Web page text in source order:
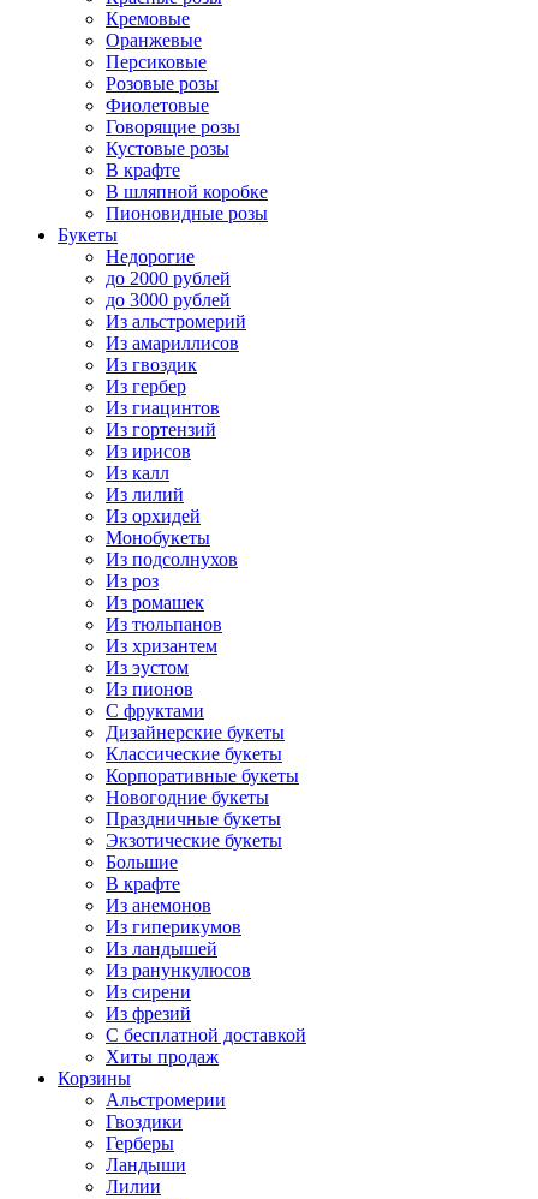
Кремовые
Оранжевые
Персиковые
Розовые розы
Фиолетовые
Говорящие розы
Кустовые розы
В крафте
В шляпной коробке
Пионовидные розы
Букеты
Недорогие
до 2000 рублей
до 3000 рублей
Из альстромерий
Из амариллисов
Из гвоздик
Из гербер
Из гиацинтов
Из гортензий
Из ирисов
Из калл
Из лилий
Из орхидей
Монобукеты
Из подсолнухов
Из роз
Из ромашек
Из тюльпанов
Из хризантем
Из эустом
Из пионов
С фруктами
Дизайнерские букеты
Классические букеты
Корпоративные букеты
Новогодние букеты
Праздничные букеты
Экзотические букеты
Большие
В крафте
Из анемонов
Из гиперикумов
Из ландышей
Из ранункулюсов
Из сирени
Из фрезий
С бесплатной доставкой
Хиты продаж
Корзины
Альстромерии
Гвоздики
Герберы
Ландыши
Лилии